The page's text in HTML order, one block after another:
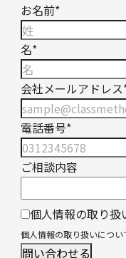
お名前*
名*
会社メールアドレス
電話番号*
ご相談内容
個人情報の取り扱
個人情報の取り扱いについ